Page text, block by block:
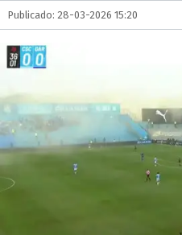
Publicado: 28-03-2026 15:20